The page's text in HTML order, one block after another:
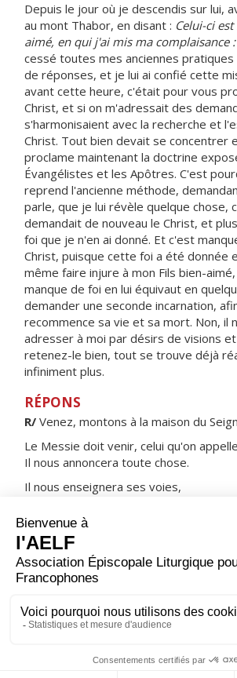
Depuis le jour où je descendis sur lui,
au mont Thabor, en disant : Celui-ci
aimé, en qui j'ai mis ma complaisance
cessé toutes mes anciennes
de réponses, et je lui ai confié cette
avant cette heure, c'était pour vous
Christ, et si on m'adressait des
s'harmonisaient avec la recherche et
Christ. Tout bien devait se concentrer
proclame maintenant la doctrine
Évangélistes et les Apôtres. C'est
reprend l'ancienne méthode,
parle, que je lui révèle quelque chose,
demandait de nouveau le Christ, et
foi que je n'en ai donné. Et c'est
Christ, puisque cette foi a été donnée
même faire injure à mon Fils bien-
manque de foi en lui équivaut en
demander une seconde incarnation,
recommence sa vie et sa mort. Non, il
adresser à moi par désirs de visions
retenez-le bien, tout se trouve déjà
infiniment plus.
RÉPONS
R/ Venez, montons à la maison du
Le Messie doit venir, celui qu'on
Il nous annoncera toute chose.
Il nous enseignera ses voies,
ORAISON
Que notre prière, Seigneur, se fraie un
purs, les désirs forts, qui les
de l'incarnation de ton Fils. Lui qui règne.